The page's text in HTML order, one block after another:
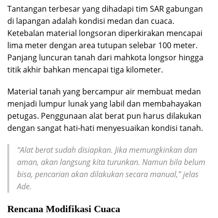
Tantangan terbesar yang dihadapi tim SAR gabungan
di lapangan adalah kondisi medan dan cuaca.
Ketebalan material longsoran diperkirakan mencapai
lima meter dengan area tutupan selebar 100 meter.
Panjang luncuran tanah dari mahkota longsor hingga
titik akhir bahkan mencapai tiga kilometer.
Material tanah yang bercampur air membuat medan
menjadi lumpur lunak yang labil dan membahayakan
petugas. Penggunaan alat berat pun harus dilakukan
dengan sangat hati-hati menyesuaikan kondisi tanah.
“Alat berat sudah disiapkan. Jika memungkinkan dan
aman, akan langsung kita turunkan. Namun bila belum
bisa, pencarian akan dilakukan secara manual,” jelas
Ade.
Rencana Modifikasi Cuaca